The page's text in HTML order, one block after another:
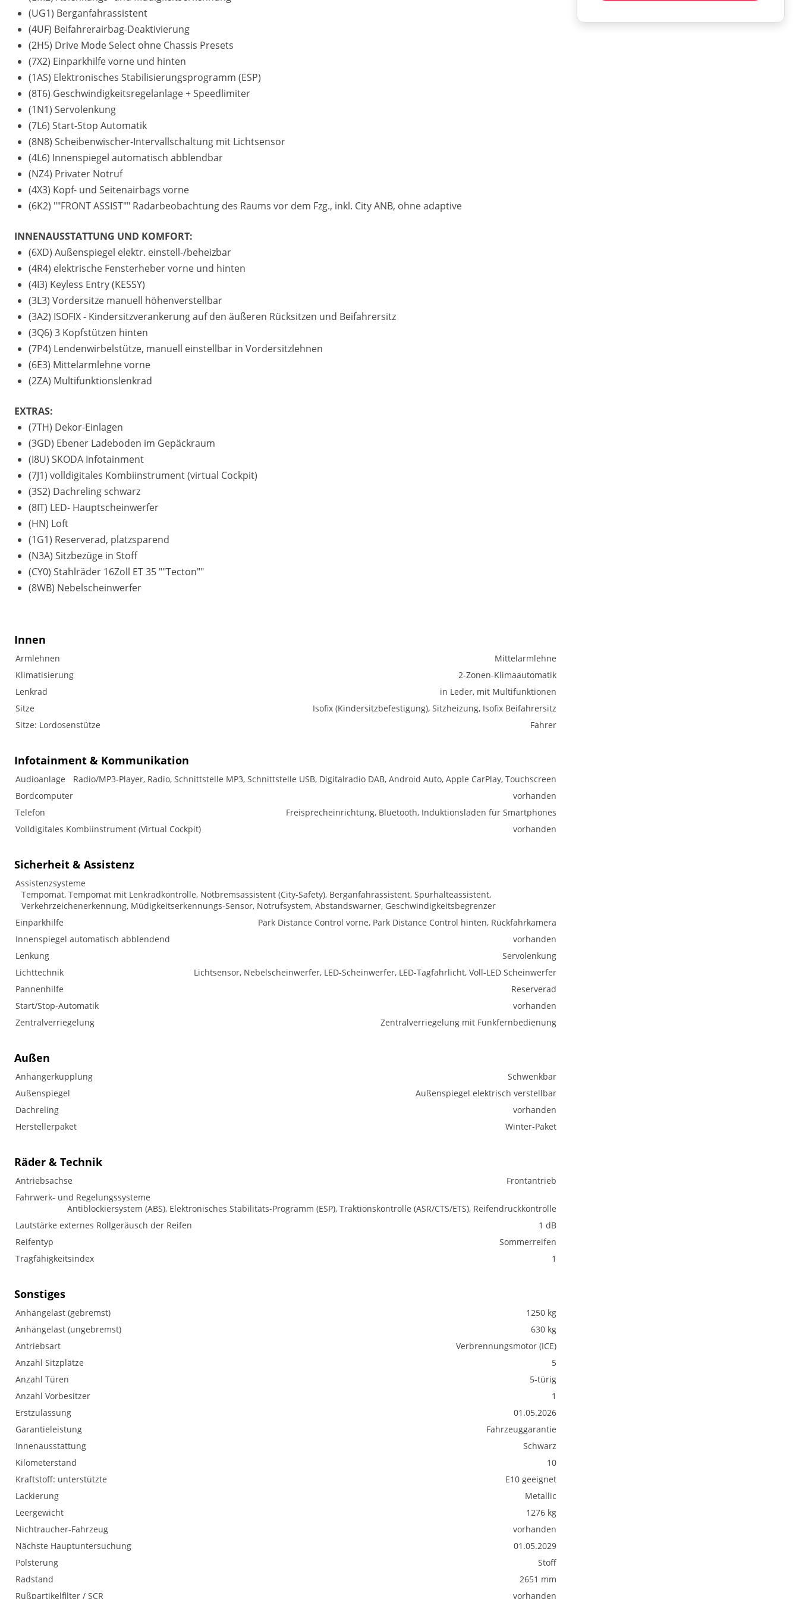
(UG1) Berganfahrassistent
(4UF) Beifahrerairbag-Deaktivierung
(2H5) Drive Mode Select ohne Chassis Presets
(7X2) Einparkhilfe vorne und hinten
(1AS) Elektronisches Stabilisierungsprogramm (ESP)
(8T6) Geschwindigkeitsregelanlage + Speedlimiter
(1N1) Servolenkung
(7L6) Start-Stop Automatik
(8N8) Scheibenwischer-Intervallschaltung mit Lichtsensor
(4L6) Innenspiegel automatisch abblendbar
(NZ4) Privater Notruf
(4X3) Kopf- und Seitenairbags vorne
(6K2) ""FRONT ASSIST"" Radarbeobachtung des Raums vor dem Fzg., inkl. City ANB, ohne adaptive
INNENAUSSTATTUNG UND KOMFORT:
(6XD) Außenspiegel elektr. einstell-/beheizbar
(4R4) elektrische Fensterheber vorne und hinten
(4I3) Keyless Entry (KESSY)
(3L3) Vordersitze manuell höhenverstellbar
(3A2) ISOFIX - Kindersitzverankerung auf den äußeren Rücksitzen und Beifahrersitz
(3Q6) 3 Kopfstützen hinten
(7P4) Lendenwirbelstütze, manuell einstellbar in Vordersitzlehnen
(6E3) Mittelarmlehne vorne
(2ZA) Multifunktionslenkrad
EXTRAS:
(7TH) Dekor-Einlagen
(3GD) Ebener Ladeboden im Gepäckraum
(I8U) SKODA Infotainment
(7J1) volldigitales Kombiinstrument (virtual Cockpit)
(3S2) Dachreling schwarz
(8IT) LED- Hauptscheinwerfer
(HN) Loft
(1G1) Reserverad, platzsparend
(N3A) Sitzbezüge in Stoff
(CY0) Stahlräder 16Zoll ET 35 ""Tecton""
(8WB) Nebelscheinwerfer
Innen
Armlehnen
Mittelarmlehne
Klimatisierung
2-Zonen-Klimaautomatik
Lenkrad
in Leder, mit Multifunktionen
Sitze
Isofix (Kindersitzbefestigung), Sitzheizung, Isofix Beifahrersitz
Sitze: Lordosenstütze
Fahrer
Infotainment & Kommunikation
Audioanlage
Radio/MP3-Player, Radio, Schnittstelle MP3, Schnittstelle USB, Digitalradio DAB, Android Auto, Apple CarPlay, Touchscreen
Bordcomputer
vorhanden
Telefon
Freisprecheinrichtung, Bluetooth, Induktionsladen für Smartphones
Volldigitales Kombiinstrument (Virtual Cockpit)
vorhanden
Sicherheit & Assistenz
Assistenzsysteme
Tempomat, Tempomat mit Lenkradkontrolle, Notbremsassistent (City-Safety), Berganfahrassistent, Spurhalteassistent,
Verkehrzeichenerkennung, Müdigkeitserkennungs-Sensor, Notrufsystem, Abstandswarner, Geschwindigkeitsbegrenzer
Einparkhilfe
Park Distance Control vorne, Park Distance Control hinten, Rückfahrkamera
Innenspiegel automatisch abblendend
vorhanden
Lenkung
Servolenkung
Lichttechnik
Lichtsensor, Nebelscheinwerfer, LED-Scheinwerfer, LED-Tagfahrlicht, Voll-LED Scheinwerfer
Pannenhilfe
Reserverad
Start/Stop-Automatik
vorhanden
Zentralverriegelung
Zentralverriegelung mit Funkfernbedienung
Außen
Anhängerkupplung
Schwenkbar
Außenspiegel
Außenspiegel elektrisch verstellbar
Dachreling
vorhanden
Herstellerpaket
Winter-Paket
Räder & Technik
Antriebsachse
Frontantrieb
Fahrwerk- und Regelungssysteme
Antiblockiersystem (ABS), Elektronisches Stabilitäts-Programm (ESP), Traktionskontrolle (ASR/CTS/ETS), Reifendruckkontrolle
Lautstärke externes Rollgeräusch der Reifen
1 dB
Reifentyp
Sommerreifen
Tragfähigkeitsindex
1
Sonstiges
Anhängelast (gebremst)
1250 kg
Anhängelast (ungebremst)
630 kg
Antriebsart
Verbrennungsmotor (ICE)
Anzahl Sitzplätze
5
Anzahl Türen
5-türig
Anzahl Vorbesitzer
1
Erstzulassung
01.05.2026
Garantieleistung
Fahrzeuggarantie
Innenausstattung
Schwarz
Kilometerstand
10
Kraftstoff: unterstützte
E10 geeignet
Lackierung
Metallic
Leergewicht
1276 kg
Nichtraucher-Fahrzeug
vorhanden
Nächste Hauptuntersuchung
01.05.2029
Polsterung
Stoff
Radstand
2651 mm
Rußpartikelfilter / SCR
vorhanden